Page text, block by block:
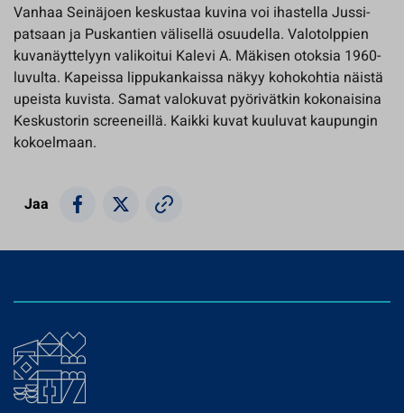
Vanhaa Seinäjoen keskustaa kuvina voi ihastella Jussi-
patsaan ja Puskantien välisellä osuudella. Valotolppien
kuvanäyttelyyn valikoitui Kalevi A. Mäkisen otoksia 1960-
luvulta. Kapeissa lippukankaissa näkyy kohokohtia näistä
upeista kuvista. Samat valokuvat pyörivätkin kokonaisina
Keskustorin screeneillä. Kaikki kuvat kuuluvat kaupungin
kokoelmaan.
Jaa